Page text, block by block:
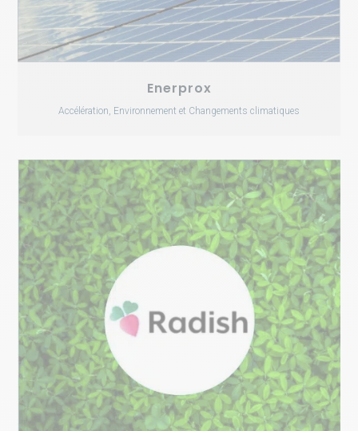
Enerprox
Accélération, Environnement et Changements climatiques